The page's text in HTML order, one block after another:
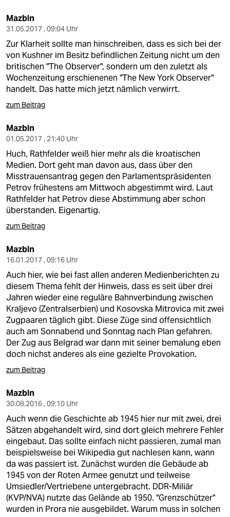
Mazbln
31.05.2017 , 09:04 Uhr
Zur Klarheit sollte man hinschreiben, dass es sich bei der
von Kushner im Besitz befindlichen Zeitung nicht um den
britischen "The Observer", sondern um den zuletzt als
Wochenzeitung erschienenen "The New York Observer"
handelt. Das hatte mich jetzt nämlich verwirrt.
zum Beitrag
Mazbln
01.05.2017 , 21:40 Uhr
Huch, Rathfelder weiß hier mehr als die kroatischen
Medien. Dort geht man davon aus, dass über den
Misstrauensantrag gegen den Parlamentspräsidenten
Petrov frühestens am Mittwoch abgestimmt wird. Laut
Rathfelder hat Petrov diese Abstimmung aber schon
überstanden. Eigenartig.
zum Beitrag
Mazbln
16.01.2017 , 09:16 Uhr
Auch hier, wie bei fast allen anderen Medienberichten zu
diesem Thema fehlt der Hinweis, dass es seit über drei
Jahren wieder eine reguläre Bahnverbindung zwischen
Kraljevo (Zentralserbien) und Kosovska Mitrovica mit zwei
Zugpaaren täglich gibt. Diese Züge sind offensichtlich
auch am Sonnabend und Sonntag nach Plan gefahren.
Der Zug aus Belgrad war dann mit seiner bemalung eben
doch nichst anderes als eine gezielte Provokation.
zum Beitrag
Mazbln
30.08.2016 , 09:10 Uhr
Auch wenn die Geschichte ab 1945 hier nur mit zwei, drei
Sätzen abgehandelt wird, sind dort gleich mehrere Fehler
eingebaut. Das sollte einfach nicht passieren, zumal man
beispielsweise bei Wikipedia gut nachlesen kann, wann
da was passiert ist. Zunächst wurden die Gebäude ab
1945 von der Roten Armee genutzt und teilweise
Umsiedler/Vertriebene untergebracht. DDR-Miliär
(KVP/NVA) nutzte das Gelände ab 1950. "Grenzschützer"
wurden in Prora nie ausgebildet. Warum muss in solchen